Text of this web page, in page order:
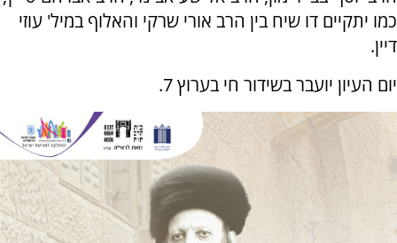
כמו יתקיים דו שיח בין הרב אורי שרקי והאלוף במיל' עוזי
דיין.
יום העיון יועבר בשידור חי בערוץ 7.